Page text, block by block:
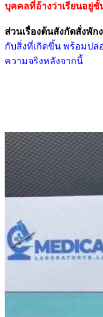
บุคคลที่อ้างว่าเรียนอยู่ชั้
ส่วนเรื่องต้นสังกัดสั่งพัก
กับสิ่งที่เกิดขึ้น พร้อมปล่
ความจริงหลังจากนี้